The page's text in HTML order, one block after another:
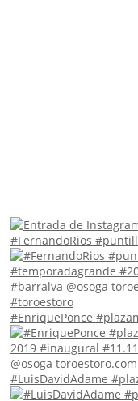
#FernandoRios
#EnriquePonce
#LuisDavidAdame